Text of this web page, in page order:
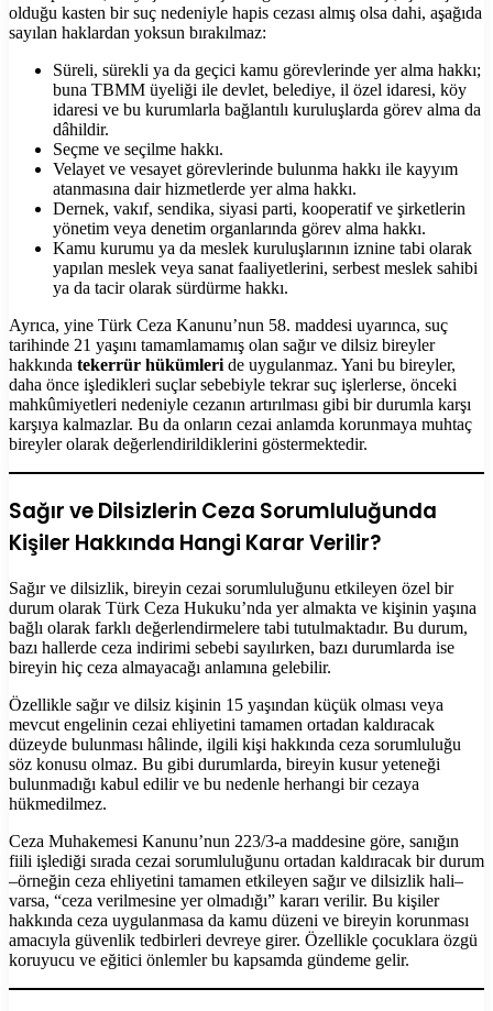
olduğu kasten bir suç nedeniyle hapis cezası almış olsa dahi, aşağıda
sayılan haklardan yoksun bırakılmaz:
Süreli, sürekli ya da geçici kamu görevlerinde yer alma hakkı;
buna TBMM üyeliği ile devlet, belediye, il özel idaresi, köy
idaresi ve bu kurumlarla bağlantılı kuruluşlarda görev alma da
dâhildir.
Seçme ve seçilme hakkı.
Velayet ve vesayet görevlerinde bulunma hakkı ile kayyım
atanmasına dair hizmetlerde yer alma hakkı.
Dernek, vakıf, sendika, siyasi parti, kooperatif ve şirketlerin
yönetim veya denetim organlarında görev alma hakkı.
Kamu kurumu ya da meslek kuruluşlarının iznine tabi olarak
yapılan meslek veya sanat faaliyetlerini, serbest meslek sahibi
ya da tacir olarak sürdürme hakkı.
Ayrıca, yine Türk Ceza Kanunu’nun 58. maddesi uyarınca, suç
tarihinde 21 yaşını tamamlamamış olan sağır ve dilsiz bireyler
hakkında tekerrür hükümleri de uygulanmaz. Yani bu bireyler,
daha önce işledikleri suçlar sebebiyle tekrar suç işlerlerse, önceki
mahkûmiyetleri nedeniyle cezanın artırılması gibi bir durumla karşı
karşıya kalmazlar. Bu da onların cezai anlamda korunmaya muhtaç
bireyler olarak değerlendirildiklerini göstermektedir.
Sağır ve Dilsizlerin Ceza Sorumluluğunda
Kişiler Hakkında Hangi Karar Verilir?
Sağır ve dilsizlik, bireyin cezai sorumluluğunu etkileyen özel bir
durum olarak Türk Ceza Hukuku’nda yer almakta ve kişinin yaşına
bağlı olarak farklı değerlendirmelere tabi tutulmaktadır. Bu durum,
bazı hallerde ceza indirimi sebebi sayılırken, bazı durumlarda ise
bireyin hiç ceza almayacağı anlamına gelebilir.
Özellikle sağır ve dilsiz kişinin 15 yaşından küçük olması veya
mevcut engelinin cezai ehliyetini tamamen ortadan kaldıracak
düzeyde bulunması hâlinde, ilgili kişi hakkında ceza sorumluluğu
söz konusu olmaz. Bu gibi durumlarda, bireyin kusur yeteneği
bulunmadığı kabul edilir ve bu nedenle herhangi bir cezaya
hükmedilmez.
Ceza Muhakemesi Kanunu’nun 223/3-a maddesine göre, sanığın
fiili işlediği sırada cezai sorumluluğunu ortadan kaldıracak bir durum
–örneğin ceza ehliyetini tamamen etkileyen sağır ve dilsizlik hali–
varsa, “ceza verilmesine yer olmadığı” kararı verilir. Bu kişiler
hakkında ceza uygulanmasa da kamu düzeni ve bireyin korunması
amacıyla güvenlik tedbirleri devreye girer. Özellikle çocuklara özgü
koruyucu ve eğitici önlemler bu kapsamda gündeme gelir.